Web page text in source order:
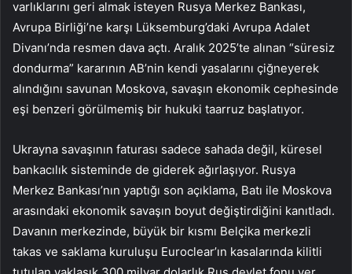
varlıklarını geri almak isteyen Rusya Merkez Bankası,
Avrupa Birliği’ne karşı Lüksemburg’daki Avrupa Adalet
Divanı’nda resmen dava açtı. Aralık 2025’te alınan “süresiz
dondurma” kararının AB’nin kendi yasalarını çiğneyerek
alındığını savunan Moskova, savaşın ekonomik cephesinde
eşi benzeri görülmemiş bir hukuki taarruz başlatıyor.
Ukrayna savaşının faturası sadece sahada değil, küresel
bankacılık sisteminde de giderek ağırlaşıyor. Rusya
Merkez Bankası’nın yaptığı son açıklama, Batı ile Moskova
arasındaki ekonomik savaşın boyut değiştirdiğini kanıtladı.
Davanın merkezinde, büyük bir kısmı Belçika merkezli
takas ve saklama kuruluşu Euroclear’ın kasalarında kilitli